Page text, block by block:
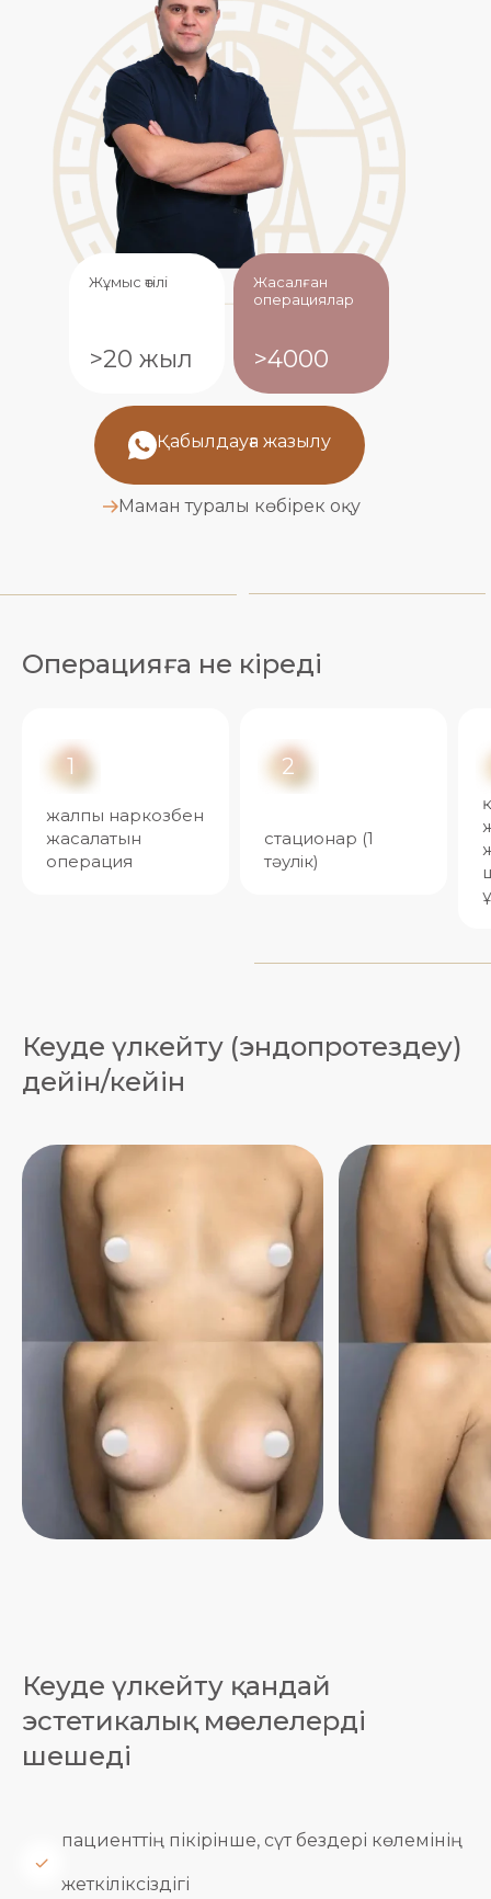
Жұмыс өтілі
>20 жыл
Жасалған
операциялар
>4000
Қабылдауға жазылу
Маман туралы көбірек оқу
Операцияға не кіреді
1
жалпы наркозбен
жасалатын
операция
2
стационар (1
тәулік)
Кеуде үлкейту (эндопротездеу)
дейін/кейін
Кеуде үлкейту қандай
эстетикалық мәселелерді
шешеді
пациенттің пікірінше, сүт бездері көлемінің
жеткіліксіздігі